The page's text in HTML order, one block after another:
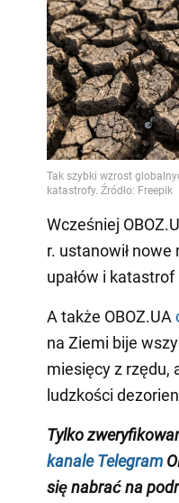
Wcześniej
r. ustanowił
upałów i
A także OBOZ.UA
na Ziemi bije
miesięcy z rzędu,
ludzkości
Tylko
kanale Telegram
się nabrać na